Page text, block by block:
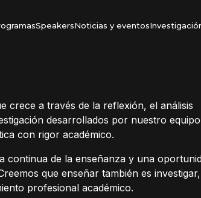
SpeakersNoticias y eventos
crece a través de la reflexión, el análisis
desarrollados por nuestro
con rigor académico.
continua de la enseñanza y una
que enseñar también es
profesional académico.